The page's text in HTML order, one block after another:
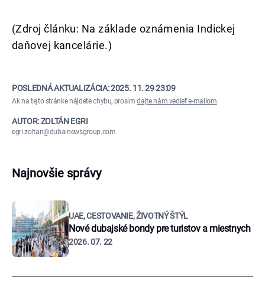
(Zdroj článku: Na základe oznámenia Indickej
daňovej kancelárie.)
POSLEDNÁ AKTUALIZÁCIA:2025. 11. 29 23:09
Ak na tejto stránke nájdete chybu, prosímdajte nám vedieť e-mailom.
AUTOR: ZOLTÁN EGRI
egri.zoltan@dubainewsgroup.com
Najnovšie správy
UAE, CESTOVANIE, ŽIVOTNÝ ŠTÝL
Nové dubajské bondy pre turistov a miestnych
2026. 07. 22